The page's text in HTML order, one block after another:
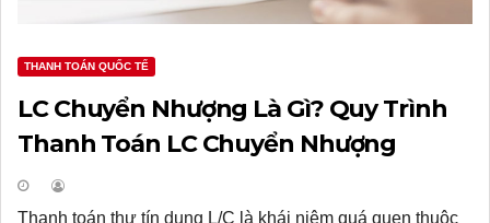
THANH TOÁN QUỐC TẾ
LC Chuyển Nhượng Là Gì? Quy Trình
Thanh Toán LC Chuyển Nhượng
Thanh toán thư tín dụng L/C là khái niệm quá quen thuộc